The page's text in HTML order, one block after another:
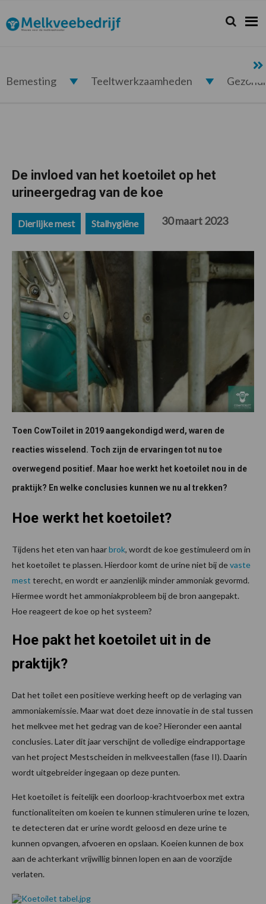
de
hoofdnavigatie
de
hoofd
de
eerste
de
voettekst
Melkveebedrijf.nl Zoeken...
Zoek
Bemesting Teeltwerkzaamheden
De invloed van het koetoilet op het
urineergedrag van de koe
Dierlijke mest Stalhygiëne 30 maart 2023
Toen CowToilet in 2019 aangekondigd werd, waren de
reacties wisselend. Toch zijn de ervaringen tot nu toe
overwegend positief. Maar hoe werkt het koetoilet nou in de
praktijk? En welke conclusies kunnen we nu al trekken?
Hoe werkt het koetoilet?
Tijdens het eten van haarbrok, wordt de koe gestimuleerd om in
het koetoilet te plassen. Hierdoor komt de urine niet bij devaste
mest terecht, en wordt er aanzienlijk minder ammoniak gevormd.
Hiermee wordt het ammoniakprobleem bij de bron aangepakt.
Hoe reageert de koe op het systeem?
Hoe pakt het koetoilet uit in de
praktijk?
Dat het toilet een positieve werking heeft op de verlaging van
ammoniakemissie. Maar wat doet deze innovatie in de stal tussen
het melkvee met het gedrag van de koe? Hieronder een aantal
conclusies. Later dit jaar verschijnt de volledige eindrapportage
van het project Mestscheiden in melkveestallen (fase II). Daarin
wordt uitgebreider ingegaan op deze punten.
Het koetoilet is feitelijk een doorloop-krachtvoerbox met extra
functionaliteiten om koeien te kunnen stimuleren urine te lozen,
te detecteren dat er urine wordt geloosd en deze urine te
kunnen opvangen, afvoeren en opslaan. Koeien kunnen de box
aan de achterkant vrijwillig binnen lopen en aan de voorzijde
verlaten.